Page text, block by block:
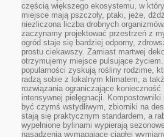
częścią większego ekosystemu, w
miejsce mają pszczoły, ptaki, jeże,
niezliczona liczba drobnych
zaczynamy projektować przestrzeń z
ogród staje się bardziej odporny,
prostu ciekawszy. Zamiast martwej
otrzymujemy miejsce pulsujące
popularności zyskują rośliny rodzime,
radzą sobie z lokalnym klimatem, a
rozwiązania ograniczające konieczność
intensywnej pielęgnacji. Kompostowniki
być czymś wstydliwym, zbiorniki na
stają się praktycznym standardem, a
wypełnione bylinami wypierają
nasadzenia wymagające ciągłej